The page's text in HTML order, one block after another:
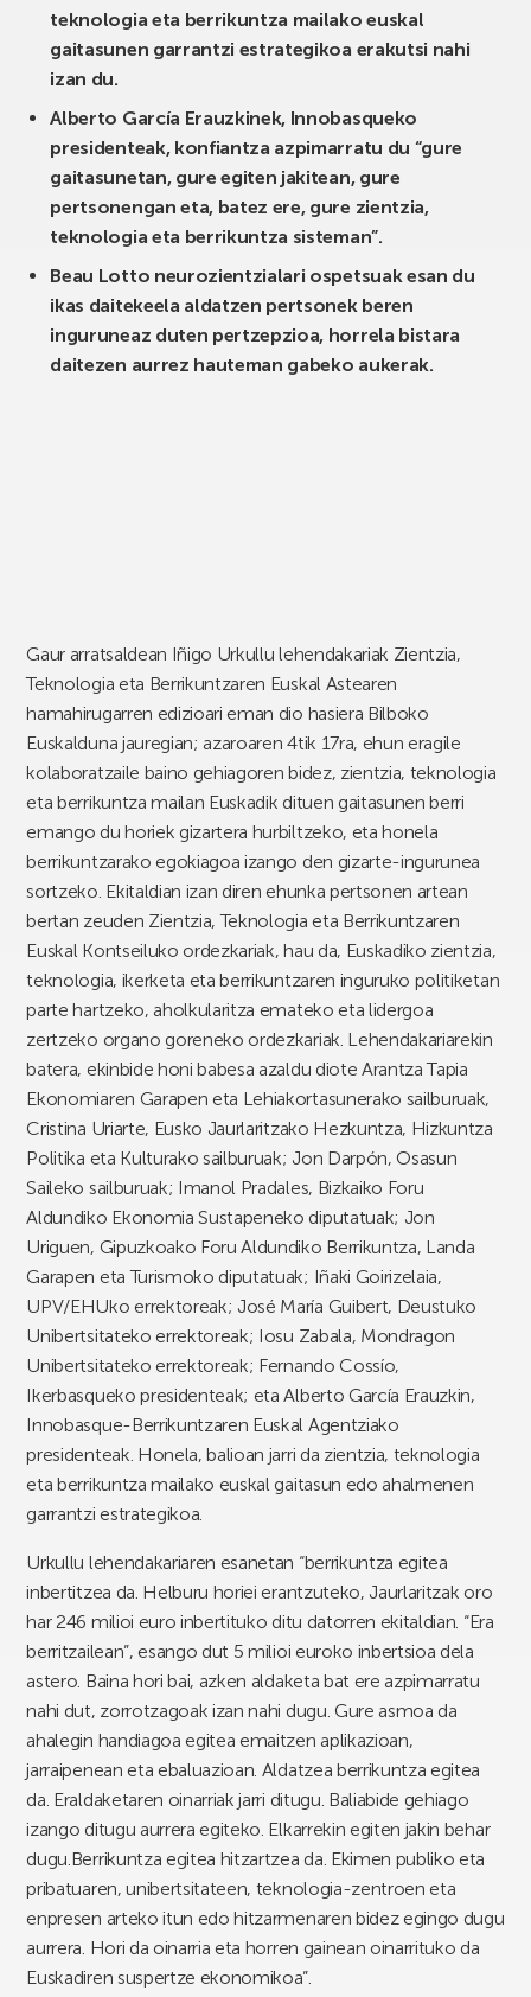
teknologia eta berrikuntza mailako euskal
gaitasunen garrantzi estrategikoa erakutsi nahi
izan du.
Alberto García Erauzkinek, Innobasqueko
presidenteak, konfiantza azpimarratu du “gure
gaitasunetan, gure egiten jakitean, gure
pertsonengan eta, batez ere, gure zientzia,
teknologia eta berrikuntza sisteman”.
Beau Lotto neurozientzialari ospetsuak esan du
ikas daitekeela aldatzen pertsonek beren
inguruneaz duten pertzepzioa, horrela bistara
daitezen aurrez hauteman gabeko aukerak.
Gaur arratsaldean Iñigo Urkullu lehendakariak Zientzia,
Teknologia eta Berrikuntzaren Euskal Astearen
hamahirugarren edizioari eman dio hasiera Bilboko
Euskalduna jauregian; azaroaren 4tik 17ra, ehun eragile
kolaboratzaile baino gehiagoren bidez, zientzia, teknologia
eta berrikuntza mailan Euskadik dituen gaitasunen berri
emango du horiek gizartera hurbiltzeko, eta honela
berrikuntzarako egokiagoa izango den gizarte-ingurunea
sortzeko. Ekitaldian izan diren ehunka pertsonen artean
bertan zeuden Zientzia, Teknologia eta Berrikuntzaren
Euskal Kontseiluko ordezkariak, hau da, Euskadiko zientzia,
teknologia, ikerketa eta berrikuntzaren inguruko politiketan
parte hartzeko, aholkularitza emateko eta lidergoa
zertzeko organo goreneko ordezkariak. Lehendakariarekin
batera, ekinbide honi babesa azaldu diote Arantza Tapia
Ekonomiaren Garapen eta Lehiakortasunerako sailburuak,
Cristina Uriarte, Eusko Jaurlaritzako Hezkuntza, Hizkuntza
Politika eta Kulturako sailburuak; Jon Darpón, Osasun
Saileko sailburuak; Imanol Pradales, Bizkaiko Foru
Aldundiko Ekonomia Sustapeneko diputatuak; Jon
Uriguen, Gipuzkoako Foru Aldundiko Berrikuntza, Landa
Garapen eta Turismoko diputatuak; Iñaki Goirizelaia,
UPV/EHUko errektoreak; José María Guibert, Deustuko
Unibertsitateko errektoreak; Iosu Zabala, Mondragon
Unibertsitateko errektoreak; Fernando Cossío,
Ikerbasqueko presidenteak; eta Alberto García Erauzkin,
Innobasque-Berrikuntzaren Euskal Agentziako
presidenteak. Honela, balioan jarri da zientzia, teknologia
eta berrikuntza mailako euskal gaitasun edo ahalmenen
garrantzi estrategikoa.
Urkullu lehendakariaren esanetan “berrikuntza egitea
inbertitzea da. Helburu horiei erantzuteko, Jaurlaritzak oro
har 246 milioi euro inbertituko ditu datorren ekitaldian. “Era
berritzailean”, esango dut 5 milioi euroko inbertsioa dela
astero. Baina hori bai, azken aldaketa bat ere azpimarratu
nahi dut, zorrotzagoak izan nahi dugu. Gure asmoa da
ahalegin handiagoa egitea emaitzen aplikazioan,
jarraipenean eta ebaluazioan. Aldatzea berrikuntza egitea
da. Eraldaketaren oinarriak jarri ditugu. Baliabide gehiago
izango ditugu aurrera egiteko. Elkarrekin egiten jakin behar
dugu.Berrikuntza egitea hitzartzea da. Ekimen publiko eta
pribatuaren, unibertsitateen, teknologia-zentroen eta
enpresen arteko itun edo hitzarmenaren bidez egingo dugu
aurrera. Hori da oinarria eta horren gainean oinarrituko da
Euskadiren suspertze ekonomikoa”.